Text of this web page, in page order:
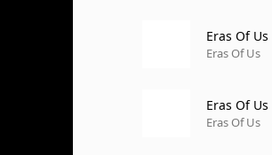
Eras Of Us
Eras Of Us
Eras Of Us
Eras Of Us